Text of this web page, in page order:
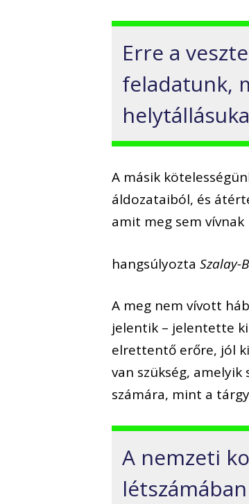
Erre a
feladatunk,
A másik
áldozataiból, és
amit meg sem vívnak
hangsúlyoztaSzalay-
A meg nem vívott
jelentik – jelentette
elrettentő erőre, jól
van szükség,
számára, mint a
A nemzeti